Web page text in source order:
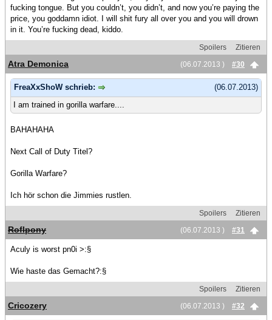
fucking tongue. But you couldn’t, you didn’t, and now you’re paying the
price, you goddamn idiot. I will shit fury all over you and you will drown
in it. You’re fucking dead, kiddo.
Spoilers
Zitieren
(06.07.2013 )
#30
Atra Demonica
(06.07.2013)
FreaXxShoW schrieb:
I am trained in gorilla warfare....
BAHAHAHA
Next Call of Duty Titel?
Gorilla Warfare?
Ich hör schon die Jimmies rustlen.
Spoilers
Zitieren
(06.07.2013 )
#31
Roflpony
Aculy is worst pn0i >:§
Wie haste das Gemacht?:§
Spoilers
Zitieren
(06.07.2013 )
#32
Cricozery